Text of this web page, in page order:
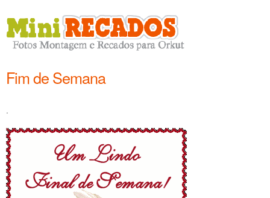
Fim de Semana
.